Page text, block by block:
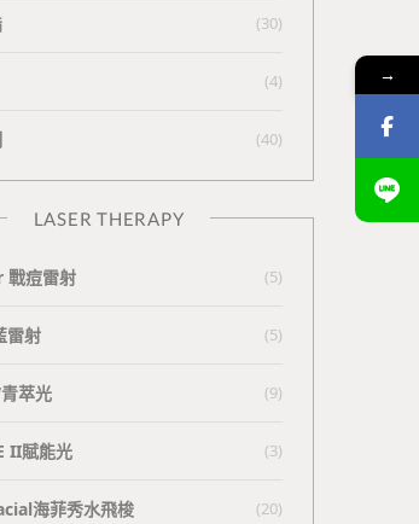
(30)
(4)
(40)
LASER THERAPY
戰痘雷射 (5)
雷射 (5)
萃光 (9)
II賦能光 (3)
海菲秀水飛梭 (20)
→